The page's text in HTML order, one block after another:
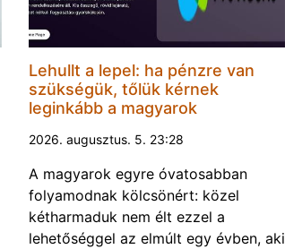
Lehullt a lepel: ha pénzre van
szükségük, tőlük kérnek
leginkább a magyarok
2026. augusztus. 5. 23:28
A magyarok egyre óvatosabban
folyamodnak kölcsönért: közel
kétharmaduk nem élt ezzel a
lehetőséggel az elmúlt egy évben, aki